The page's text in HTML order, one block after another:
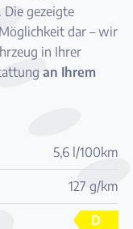
gezeigte
dar – wir
in Ihrer
an Ihrem
5,6 l/100km
127 g/km
D